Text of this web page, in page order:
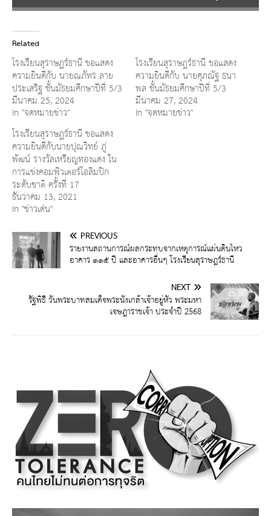
Related
โรงเรียนสุราษฎร์ธานี ขอแสดง
ความยินดีกับ นายณภัทร ลาย
ประเสริฐ ชั้นมัธยมศึกษาปีที่ 5/3
มีนาคม 25, 2024
In "จดหมายข่าว"
โรงเรียนสุราษฎร์ธานี ขอแสดง
ความยินดีกับ นายศุภณัฐ ธนา
พล ชั้นมัธยมศึกษาปีที่ 5/3
มีนาคม 27, 2024
In "จดหมายข่าว"
โรงเรียนสุราษฎร์ธานี ขอแสดง
ความยินดีกับนายปุณวิทย์ ภู่
พัฒน์ รางวัลเหรียญทองแดง ใน
การแข่งคอมพิวเตอร์โอลิมปิก
ระดับชาติ ครั้งที่ 17
ธันวาคม 13, 2021
In "ข่าวเด่น"
PREVIOUS
รายงานสถานการณ์ผลกระทบจากเหตุการณ์แผ่นดินไหว
อาคาร ๑๑๕ ปี และอาคารอื่นๆ โรงเรียนสุราษฎร์ธานี
NEXT
รัฐพิธี วันพระบาทสมเด็จพระนั่งเกล้าเจ้าอยู่หัว พระมหา
เจษฎาราชเจ้า ประจำปี 2568